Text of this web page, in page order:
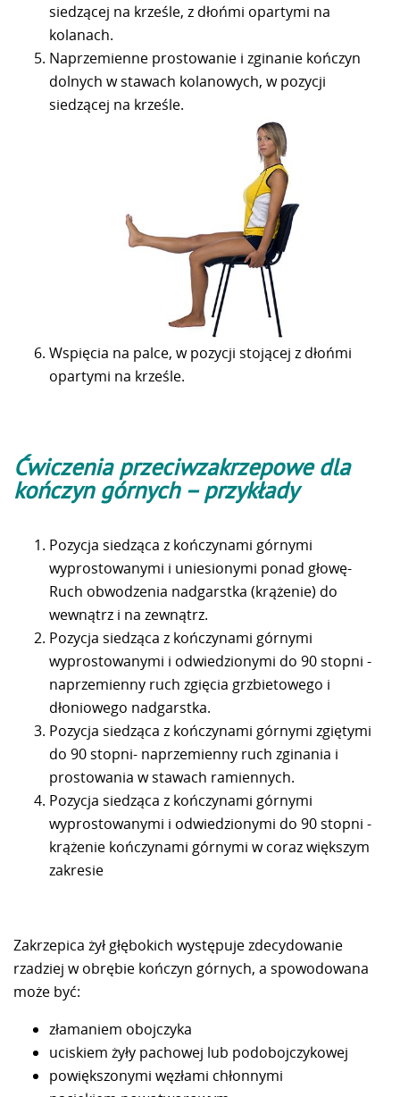
siedzącej na krześle, z dłońmi opartymi na
kolanach.
Naprzemienne prostowanie i zginanie kończyn
dolnych w stawach kolanowych, w pozycji
siedzącej na krześle.
Wspięcia na palce, w pozycji stojącej z dłońmi
opartymi na krześle.
Ćwiczenia przeciwzakrzepowe dla
kończyn górnych – przykłady
Pozycja siedząca z kończynami górnymi
wyprostowanymi i uniesionymi ponad głowę-
Ruch obwodzenia nadgarstka (krążenie) do
wewnątrz i na zewnątrz.
Pozycja siedząca z kończynami górnymi
wyprostowanymi i odwiedzionymi do 90 stopni -
naprzemienny ruch zgięcia grzbietowego i
dłoniowego nadgarstka.
Pozycja siedząca z kończynami górnymi zgiętymi
do 90 stopni- naprzemienny ruch zginania i
prostowania w stawach ramiennych.
Pozycja siedząca z kończynami górnymi
wyprostowanymi i odwiedzionymi do 90 stopni -
krążenie kończynami górnymi w coraz większym
zakresie
Zakrzepica żył głębokich występuje zdecydowanie
rzadziej w obrębie kończyn górnych, a spowodowana
może być:
złamaniem obojczyka
uciskiem żyły pachowej lub podobojczykowej
powiększonymi węzłami chłonnymi